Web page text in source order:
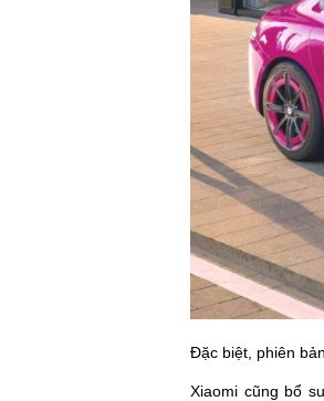
Đặc biệt, phiên
Xiaomi cũng bổ